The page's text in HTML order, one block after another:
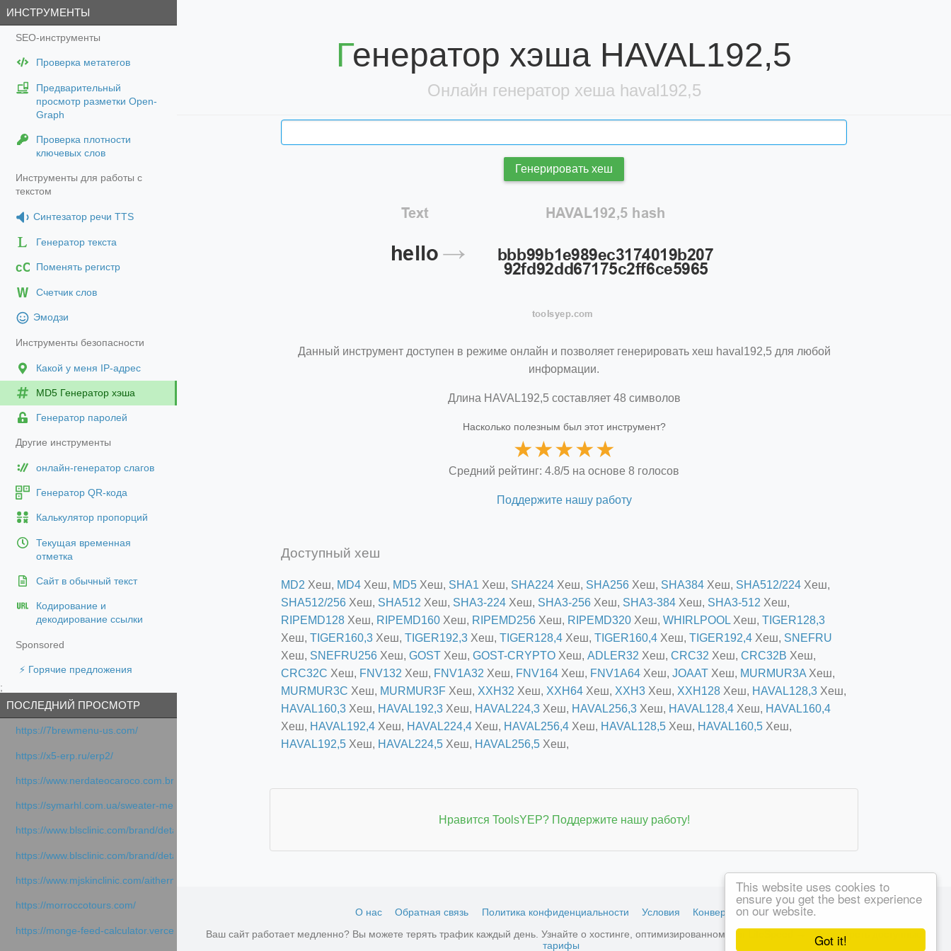
Got it!
This website uses cookies to
ensure you get the best experience
on our website.
ИНСТРУМЕНТЫ
SEO-инструменты
Проверка метатегов
Предварительный
просмотр разметки Open-
Graph
Проверка плотности
ключевых слов
Инструменты для работы с
текстом
Синтезатор речи TTS
Генератор текста
cC Поменять регистр
Счетчик слов
Эмодзи
Инструменты безопасности
Какой у меня IP-адрес
MD5 Генератор хэша
Генератор паролей
Другие инструменты
онлайн-генератор слагов
Генератор QR-кода
Калькулятор пропорций
Текущая временная
отметка
Сайт в обычный текст
Кодирование и
декодирование ссылки
Sponsored
⚡ Горячие предложения
;
ПОСЛЕДНИЙ ПРОСМОТР
https://7brewmenu-us.com/
https://x5-erp.ru/erp2/
https://www.nerdateocaroco.com.br/
https://symarhl.com.ua/sweater-merino-crew-neck-navy-blue/
https://www.blsclinic.com/brand/detail.php
https://www.blsclinic.com/brand/detail.php?c=1013&n=29306
https://www.mjskinclinic.com/aithermage
https://morroccotours.com/
https://monge-feed-calculator.vercel.app/feed-calculator
Генератор хэша HAVAL192,5
Онлайн генератор хеша haval192,5
Генерировать хеш
Данный инструмент доступен в режиме онлайн и позволяет генерировать хеш haval192,5 для любой
информации.
Длина HAVAL192,5 составляет 48 символов
Насколько полезным был этот инструмент?
★★★★★
Средний рейтинг: 4.8/5 на основе 8 голосов
Поддержите нашу работу
Доступный хеш
MD2 Хеш, MD4 Хеш, MD5 Хеш, SHA1 Хеш, SHA224 Хеш, SHA256 Хеш, SHA384 Хеш, SHA512/224 Хеш,
SHA512/256 Хеш, SHA512 Хеш, SHA3-224 Хеш, SHA3-256 Хеш, SHA3-384 Хеш, SHA3-512 Хеш,
RIPEMD128 Хеш, RIPEMD160 Хеш, RIPEMD256 Хеш, RIPEMD320 Хеш, WHIRLPOOL Хеш, TIGER128,3
Хеш, TIGER160,3 Хеш, TIGER192,3 Хеш, TIGER128,4 Хеш, TIGER160,4 Хеш, TIGER192,4 Хеш, SNEFRU
Хеш, SNEFRU256 Хеш, GOST Хеш, GOST-CRYPTO Хеш, ADLER32 Хеш, CRC32 Хеш, CRC32B Хеш,
CRC32C Хеш, FNV132 Хеш, FNV1A32 Хеш, FNV164 Хеш, FNV1A64 Хеш, JOAAT Хеш, MURMUR3A Хеш,
MURMUR3C Хеш, MURMUR3F Хеш, XXH32 Хеш, XXH64 Хеш, XXH3 Хеш, XXH128 Хеш, HAVAL128,3 Хеш,
HAVAL160,3 Хеш, HAVAL192,3 Хеш, HAVAL224,3 Хеш, HAVAL256,3 Хеш, HAVAL128,4 Хеш, HAVAL160,4
Хеш, HAVAL192,4 Хеш, HAVAL224,4 Хеш, HAVAL256,4 Хеш, HAVAL128,5 Хеш, HAVAL160,5 Хеш,
HAVAL192,5 Хеш, HAVAL224,5 Хеш, HAVAL256,5 Хеш,
Нравится ToolsYEP? Поддержите нашу работу!
О нас Обратная связь Политика конфиденциальности Условия
Конвертер валют
Ваш сайт работает медленно? Вы можете терять трафик каждый день. Узнайте о хостинге, оптимизированном для LiteSpeed →
Посмотреть доступные
тарифы